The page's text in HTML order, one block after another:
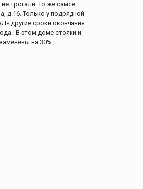
трогали. То же самое
д.16. Только у подрядной
другие сроки окончания
В этом доме стояки и
на 30%.